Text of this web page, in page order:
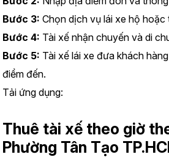
Bước 3: Chọn dịch vụ lái xe hộ hoặc
Bước 4: Tài xế nhận chuyến và di
Bước 5: Tài xế lái xe đưa khách
điểm đến.
Tải ứng dụng:
Thuê tài xế theo giờ
Phường Tân Tạo